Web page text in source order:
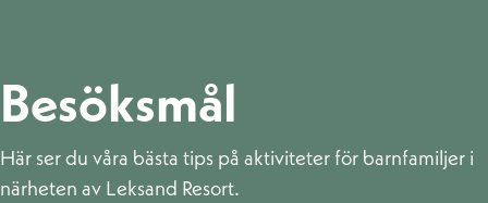
Besöksmål
Här ser du våra bästa tips på aktiviteter för barnfamiljer i
närheten av Leksand Resort.